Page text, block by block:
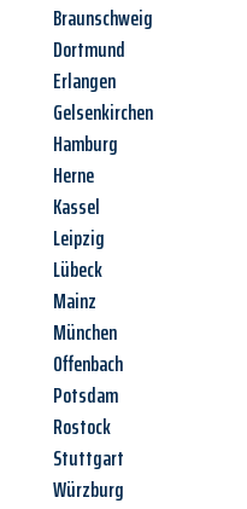
Braunschweig
Dortmund
Erlangen
Gelsenkirchen
Hamburg
Herne
Kassel
Leipzig
Lübeck
Mainz
München
Offenbach
Potsdam
Rostock
Stuttgart
Würzburg